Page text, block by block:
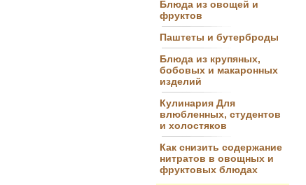
Блюда из овощей и
фруктов
Паштеты и бутерброды
Блюда из крупяных,
бобовых и макаронных
изделий
Кулинария Для
влюбленных, студентов
и холостяков
Как снизить содержание
нитратов в овощных и
фруктовых блюдах